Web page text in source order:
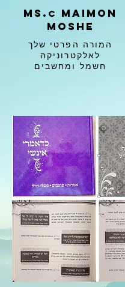
ms. c
maimon
moshe
המורה הפרטי שלך
לאלקטרוניקה
חשמל ומחשבים